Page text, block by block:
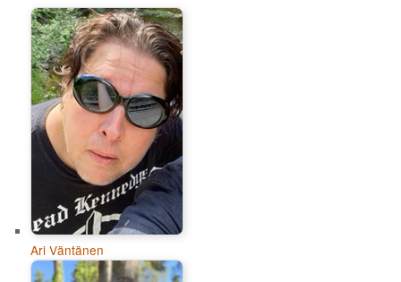
Ari Väntänen